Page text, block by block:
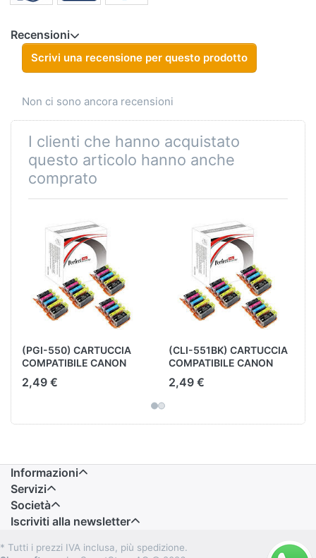
Recensioni
Scrivi una recensione per questo prodotto
Non ci sono ancora recensioni
I clienti che hanno acquistato
questo articolo hanno anche
comprato
(PGI-550) CARTUCCIA
COMPATIBILE CANON
NERO
2,49 €
(CLI-551BK) CARTUCCIA
COMPATIBILE CANON
NERO
2,49 €
Informazioni
Servizi
Società
Iscriviti alla newsletter
* Tutti i prezzi IVA inclusa, più spedizione.